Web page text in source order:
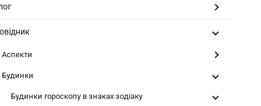
Аспекти
Будинки
Будинки гороскопу в знаках зодіаку